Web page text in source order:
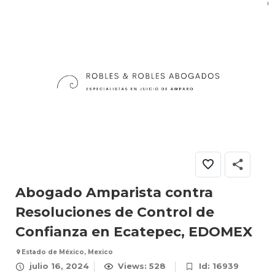
Abogado Amparista contra
Resoluciones de Control de
Confianza en Ecatepec, EDOMEX
Estado de México, Mexico
julio 16, 2024 Views: 528 Id: 16939